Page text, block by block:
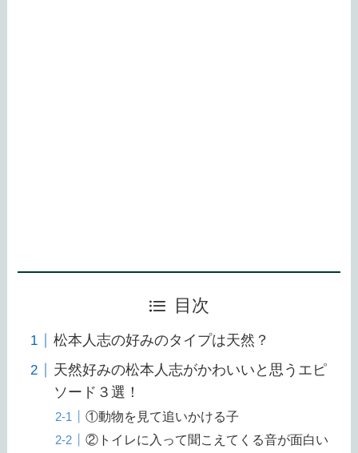
目次
松本人志の好みのタイプは天然？
天然好みの松本人志がかわいいと思うエピ
ソード３選！
①動物を見て追いかける子
②トイレに入って聞こえてくる音が面白い